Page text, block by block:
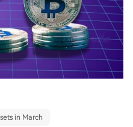
in March